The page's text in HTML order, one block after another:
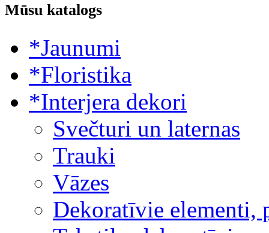
Mūsu katalogs
*Jaunumi
*Floristika
*Interjera dekori
Svečturi un laternas
Trauki
Vāzes
Dekoratīvie elementi,